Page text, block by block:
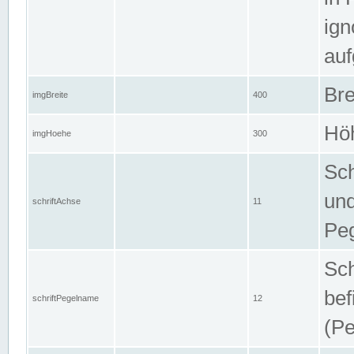
imgBreite 400
imgHoehe 300
schriftAchse 11
schriftPegelname 12